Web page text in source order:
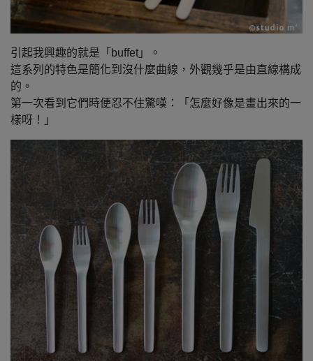
引起我興趣的就是「buffet」。
這系列的特色是簡化到沒什麼曲線，外觀幾乎是由直線構成
的。
第一次看到它們時便忍不住驚嘆：「怎麼好像是畫出來的一
樣呀！」